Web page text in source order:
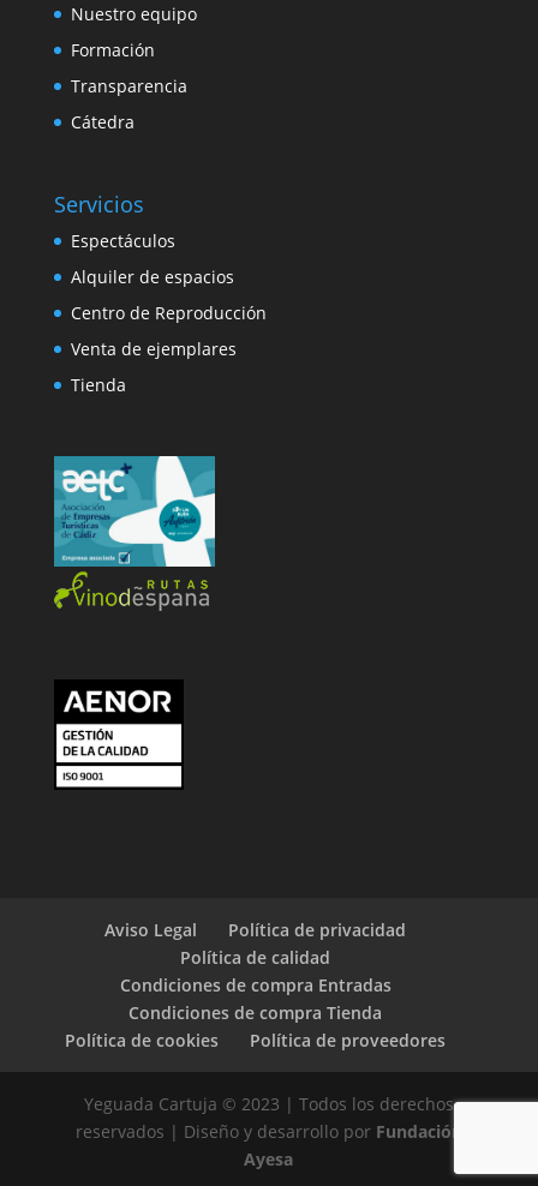
Nuestro equipo
Formación
Transparencia
Cátedra
Servicios
Espectáculos
Alquiler de espacios
Centro de Reproducción
Venta de ejemplares
Tienda
Aviso Legal
Política de privacidad
Política de calidad
Condiciones de compra Entradas
Condiciones de compra Tienda
Política de cookies
Política de proveedores
Yeguada Cartuja © 2023 | Todos los derechos
reservados | Diseño y desarrollo por Fundación
Ayesa